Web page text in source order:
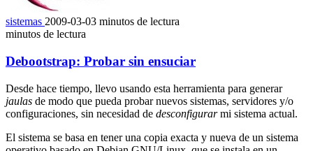
sistemas 2009-03-03 minutos de lectura
minutos de lectura
Debootstrap: Probar sin ensuciar
Desde hace tiempo, llevo usando esta herramienta para generar
jaulas de modo que pueda probar nuevos sistemas, servidores y/o
configuraciones, sin necesidad de desconfigurarmi sistema actual.
El sistema se basa en tener una copia exacta y nueva de un sistema